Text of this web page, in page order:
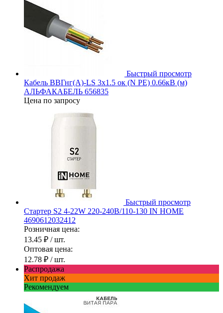
Быстрый просмотр
Кабель ВВГнг(А)-LS 3х1.5 ок (N PE) 0.66кВ (м)
АЛЬФАКАБЕЛЬ 656835
Цена по запросу
Быстрый просмотр
Стартер S2 4-22W 220-240В/110-130 IN HOME
4690612032412
Розничная цена:
13.45 ₽ / шт.
Оптовая цена:
12.78 ₽ / шт.
Распродажа
Хит продаж
Рекомендуем